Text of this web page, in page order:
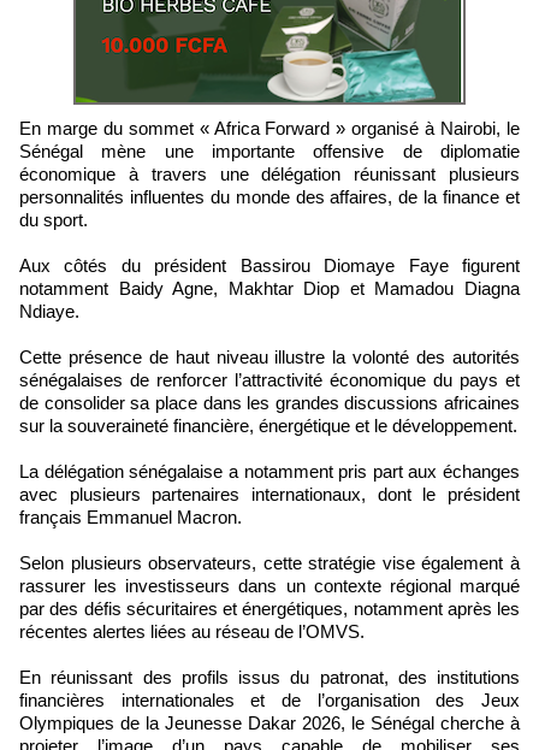
En marge du sommet « Africa Forward » organisé à Nairobi, le
Sénégal mène une importante offensive de diplomatie
économique à travers une délégation réunissant plusieurs
personnalités influentes du monde des affaires, de la finance et
du sport.
Aux côtés du président Bassirou Diomaye Faye figurent
notamment Baidy Agne, Makhtar Diop et Mamadou Diagna
Ndiaye.
Cette présence de haut niveau illustre la volonté des autorités
sénégalaises de renforcer l’attractivité économique du pays et
de consolider sa place dans les grandes discussions africaines
sur la souveraineté financière, énergétique et le développement.
La délégation sénégalaise a notamment pris part aux échanges
avec plusieurs partenaires internationaux, dont le président
français Emmanuel Macron.
Selon plusieurs observateurs, cette stratégie vise également à
rassurer les investisseurs dans un contexte régional marqué
par des défis sécuritaires et énergétiques, notamment après les
récentes alertes liées au réseau de l’OMVS.
En réunissant des profils issus du patronat, des institutions
financières internationales et de l’organisation des Jeux
Olympiques de la Jeunesse Dakar 2026, le Sénégal cherche à